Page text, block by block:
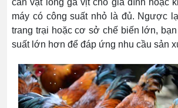
máy có công suất nhỏ là đủ. Ngược
trang trại hoặc cơ sở chế biến lớn,
suất lớn hơn để đáp ứng nhu cầu sản